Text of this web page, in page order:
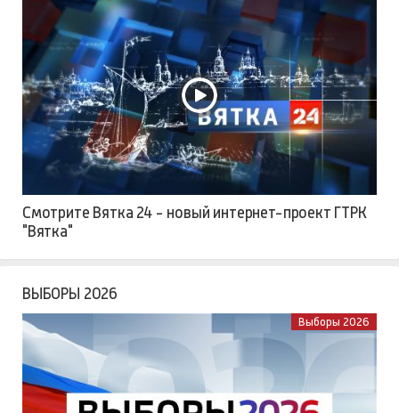
Смотрите Вятка 24 - новый интернет-проект ГТРК
"Вятка"
ВЫБОРЫ 2026
Выборы 2026